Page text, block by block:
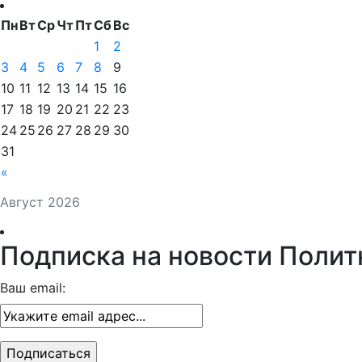
Август 2026
ПнВтСрЧтПтСбВс
«
1
2
3
4 5 6 7 8
9
10 11 12 13 14 15 16
17 18 19 20 21 22 23
24 25 26 27 28 29 30
31
Подписка на новости
Ваш email: